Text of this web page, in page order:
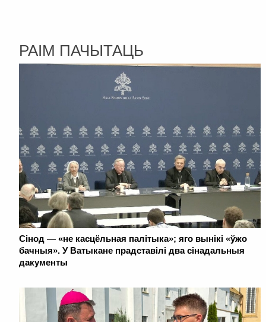
РАІМ ПАЧЫТАЦЬ
Сінод — «не касцёльная палітыка»; яго вынікі «ўжо
бачныя». У Ватыкане прадставілі два сінадальныя
дакументы